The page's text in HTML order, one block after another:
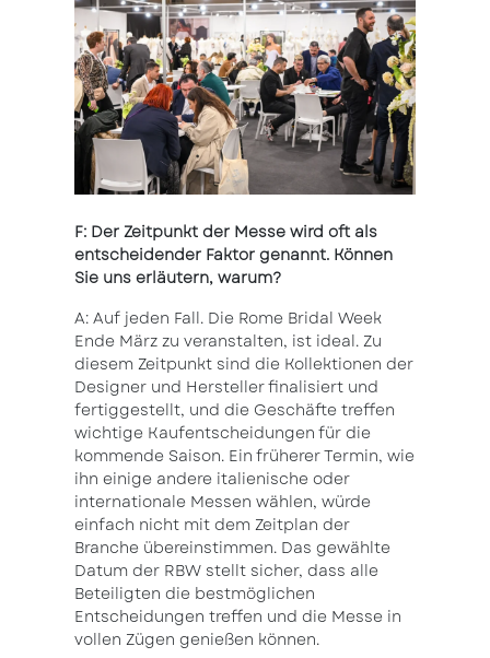
F: Der Zeitpunkt der Messe wird oft als
entscheidender Faktor genannt. Können
Sie uns erläutern, warum?
A: Auf jeden Fall. Die Rome Bridal Week
Ende März zu veranstalten, ist ideal. Zu
diesem Zeitpunkt sind die Kollektionen der
Designer und Hersteller finalisiert und
fertiggestellt, und die Geschäfte treffen
wichtige Kaufentscheidungen für die
kommende Saison. Ein früherer Termin, wie
ihn einige andere italienische oder
internationale Messen wählen, würde
einfach nicht mit dem Zeitplan der
Branche übereinstimmen. Das gewählte
Datum der RBW stellt sicher, dass alle
Beteiligten die bestmöglichen
Entscheidungen treffen und die Messe in
vollen Zügen genießen können.